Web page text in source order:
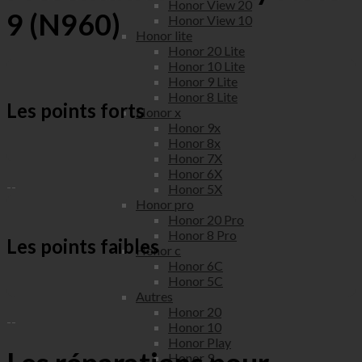
Honor View 20
Honor View 10
Honor lite
Honor 20 Lite
Honor 10 Lite
Honor 9 Lite
Honor 8 Lite
Honor x
Honor 9x
Honor 8x
Honor 7X
Honor 6X
Honor 5X
Honor pro
Honor 20 Pro
Honor 8 Pro
Honor c
Honor 6C
Honor 5C
Autres
Honor 20
Honor 10
Honor Play
Honor 9
9 (N960)
Les points forts
--
Les points faibles
--